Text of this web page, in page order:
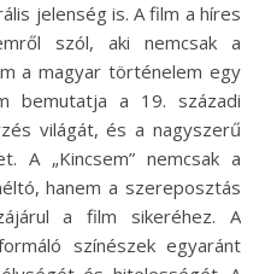
jelenség is. A film a híres
szól, aki nemcsak a
a magyar történelem egy
bemutatja a 19. századi
világát, és a nagyszerű
A „Kincsem” nemcsak a
hanem a szereposztás
a film sikeréhez. A
színészek egyaránt